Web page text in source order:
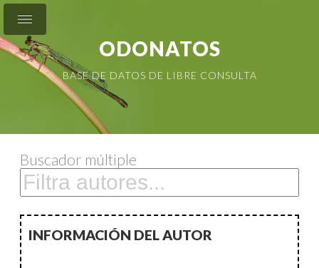
ODONATOS
BASE DE DATOS DE LIBRE CONSULTA
Buscador múltiple
INFORMACIÓN DEL AUTOR